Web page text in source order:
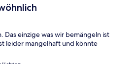
Das einzige was wir bemängeln ist
leider mangelhaft und könnte